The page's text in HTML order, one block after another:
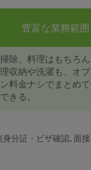
豊富な業務範囲
掃除、料理はもちろ
理収納や洗濯も、オプ
ン料金ナシでまとめ
できる。
分証・ビザ確認､面